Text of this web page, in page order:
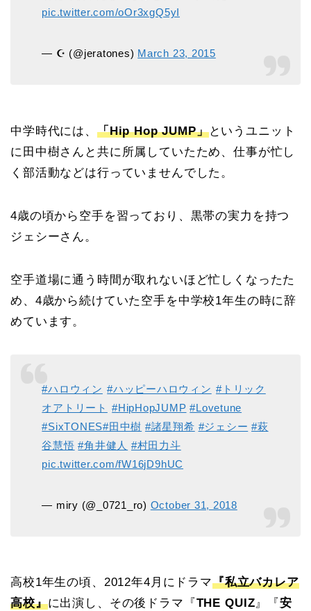
pic.twitter.com/oOr3xgQ5yI
— ☪︎ (@jeratones) March 23, 2015
中学時代には、 「Hip Hop JUMP」というユニット
に田中樹さんと共に所属していたため、仕事が忙し
く部活動などは行っていませんでした。
4歳の頃から空手を習っており、黒帯の実力を持つ
ジェシーさん。
空手道場に通う時間が取れないほど忙しくなったた
め、4歳から続けていた空手を中学校1年生の時に辞
めています。
#ハロウィン ⁠ ⁠#ハッピーハロウィン ⁠ ⁠#トリック
オアトリート ⁠ ⁠#HipHopJUMP #Lovetune
#SixTONES#田中樹 #諸星翔希 #ジェシー #萩
谷慧悟 #角井健人 #村田力斗
pic.twitter.com/fW16jD9hUC
— miry (@_0721_ro) October 31, 2018
高校1年生の頃、2012年4月にドラマ『私立バカレア
高校』に出演し、その後ドラマ『THE QUIZ』『安